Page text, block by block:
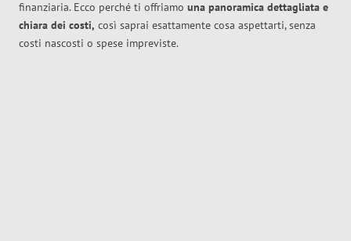
finanziaria. Ecco perché ti offriamo una panoramica dettagliata e
chiara dei costi, così saprai esattamente cosa aspettarti, senza
costi nascosti o spese impreviste.